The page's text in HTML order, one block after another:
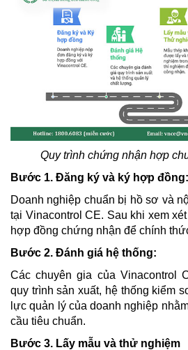
Quy trình chứng nhận hợp
Bước 1. Đăng ký và ký hợp đồng:
Doanh nghiệp chuẩn bị hồ sơ và
tại Vinacontrol CE. Sau khi xem
hợp đồng chứng nhận để chính
Bước 2. Đánh giá hệ thống:
Các chuyên gia của Vinacontrol
quy trình sản xuất, hệ thống kiểm
lực quản lý của doanh nghiệp
cầu tiêu chuẩn.
Bước 3. Lấy mẫu và thử nghiệm